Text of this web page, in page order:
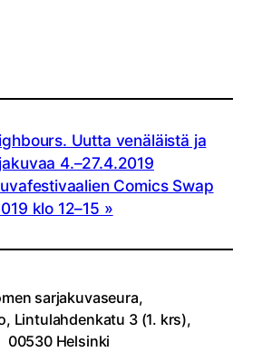
Uutta venäläistä ja
4.–27.4.2019
Comics Swap
klo 12–15
sarjakuvaseura,
Lintulahdenkatu 3 (1. krs),
00530 Helsinki